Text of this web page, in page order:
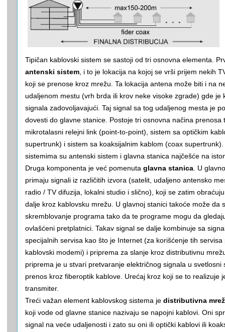
Tipičan kablovski sistem se sastoji od tri osnovna elementa.
antenski sistem , i to je lokacija na kojoj se vrši prijem nekih
koji se prenose kroz mrežu. Ta lokacija antena može biti i na
udaljenom mestu (vrh brda ili krov neke visoke zgrade) gde je
signala zadovoljavajući. Taj signal sa tog udaljenog mesta je
dovesti do glavne stanice. Postoje tri osnovna načina prenosa
mikrotalasni relejni link (point-to-point), sistem sa optičkim
supertrunk) i sistem sa koaksijalnim kablom (coax
sistemima su antenski sistem i glavna stanica najčešće na
Druga komponenta je već pomenuta glavna stanica . U
primaju signali iz različitih izvora (satelit, udaljeno antensko
radio / TV difuzija, lokalni studio i slično), koji se zatim
dalje kroz kablovsku mrežu. U glavnoj stanici takoće može da
skremblovanje programa tako da te programe mogu da
ovlašćeni pretplatnici. Takav signal se dalje kombinuje sa
specijalnih servisa kao što je Internet (za korišćenje tih servisa
kablovski modemi) i priprema za slanje kroz distributivnu
priprema je u stvari pretvaranje električnog signala u svetlosni
prenos kroz fiberoptik kablove. Urećaj kroz koji se to realizuje
transmiter.
Treći važan element kablovskog sistema je distributivna
koji vode od glavne stanice nazivaju se napojni kablovi. Oni
signal na veće udaljenosti i zato su oni ili optički kablovi ili